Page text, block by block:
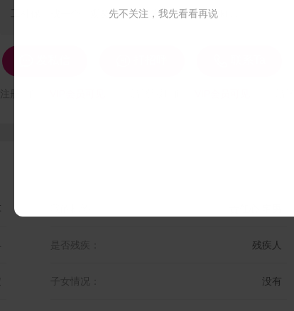
工社保。找一个三观契合的女性为伴。微信号hsktl...
是否残疾： 残疾人
子女情况： 没有
先不关注，我先看看再说